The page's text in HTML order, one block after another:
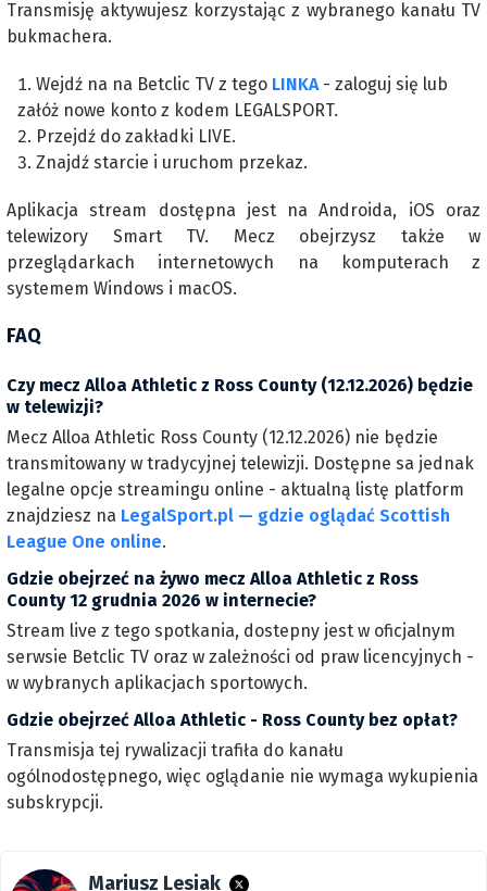
Transmisję aktywujesz korzystając z wybranego kanału TV
bukmachera.
Wejdź na na Betclic TV z tego LINKA- zaloguj się lub
załóż nowe konto z kodem LEGALSPORT.
Przejdź do zakładki LIVE.
Znajdź starcie i uruchom przekaz.
Aplikacja stream dostępna jest na Androida, iOS oraz
telewizory Smart TV. Mecz obejrzysz także w
przeglądarkach internetowych na komputerach z
systemem Windows i macOS.
FAQ
Czy mecz Alloa Athletic z Ross County (12.12.2026) będzie
w telewizji?
Mecz Alloa Athletic Ross County (12.12.2026) nie będzie
transmitowany w tradycyjnej telewizji. Dostępne sa jednak
legalne opcje streamingu online - aktualną listę platform
znajdziesz na LegalSport.pl — gdzie oglądać Scottish
League One online.
Gdzie obejrzeć na żywo mecz Alloa Athletic z Ross
County 12 grudnia 2026 w internecie?
Stream live z tego spotkania, dostepny jest w oficjalnym
serwsie Betclic TV oraz w zależności od praw licencyjnych -
w wybranych aplikacjach sportowych.
Gdzie obejrzeć Alloa Athletic - Ross County bez opłat?
Transmisja tej rywalizacji trafiła do kanału
ogólnodostępnego, więc oglądanie nie wymaga wykupienia
subskrypcji.
Mariusz Lesiak